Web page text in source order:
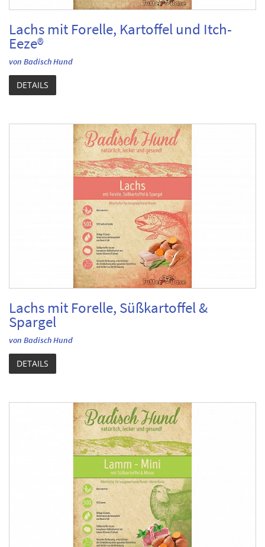
Lachs mit Forelle, Kartoffel und Itch-
Eeze®
von Badisch Hund
DETAILS
Lachs mit Forelle, Süßkartoffel &
Spargel
von Badisch Hund
DETAILS